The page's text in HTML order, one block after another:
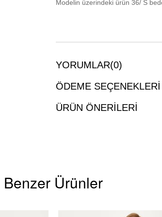
Modelin üzerindeki ürün 36/ S
YORUMLAR(0)
ÖDEME SEÇENEKLERI
ÜRÜN ÖNERILERI
Benzer Ürünler